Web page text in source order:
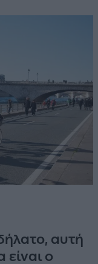
αυτή
ο